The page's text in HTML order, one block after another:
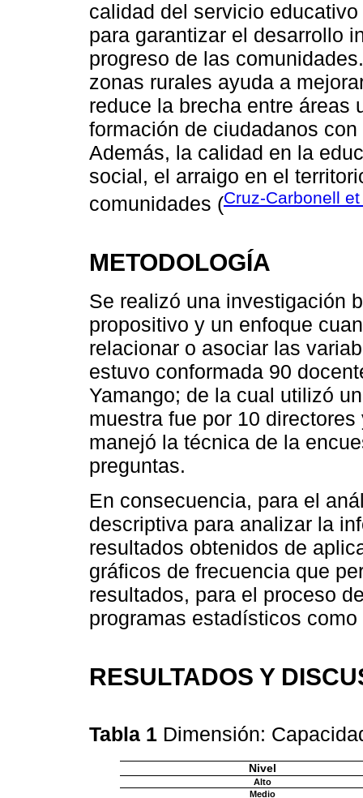
calidad del servicio
para garantizar el desarrollo
progreso de las
zonas rurales ayuda a
reduce la brecha entre áreas
formación de ciudadanos
Además, la calidad en la
social, el arraigo en el
comunidades (Cruz-Carbonell
METODOLOGÍA
Se realizó una investigación
propositivo y un enfoque
relacionar o asociar las
estuvo conformada 90
Yamango; de la cual utilizó
muestra fue por 10
manejó la técnica de la
preguntas.
En consecuencia, para el
descriptiva para analizar la
resultados obtenidos de
gráficos de frecuencia que
resultados, para el proceso
programas estadísticos
RESULTADOS Y
Tabla 1 Dimensión:
Nivel
Alto
Medio